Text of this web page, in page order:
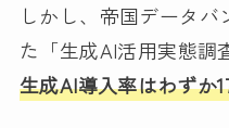
しかし、帝国データバ
た「生成AI活用実態調
生成AI導入率はわずか